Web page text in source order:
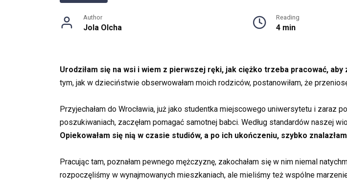
Author
Jola Olcha
Reading
4 min
Urodziłam się na wsi i wiem z pierwszej ręki, jak ciężko trzeba pracować,
tym, jak w dzieciństwie obserwowałam moich rodziców, postanowiłam, że
Przyjechałam do Wrocławia, już jako studentka miejscowego uniwersytetu i zaraz
poszukiwaniach, zaczęłam pomagać samotnej babci. Według standardów naszej
Opiekowałam się nią w czasie studiów, a po ich ukończeniu, szybko
Pracując tam, poznałam pewnego mężczyznę, zakochałam się w nim niemal
rozpoczęliśmy w wynajmowanych mieszkaniach, ale mieliśmy też wspólne